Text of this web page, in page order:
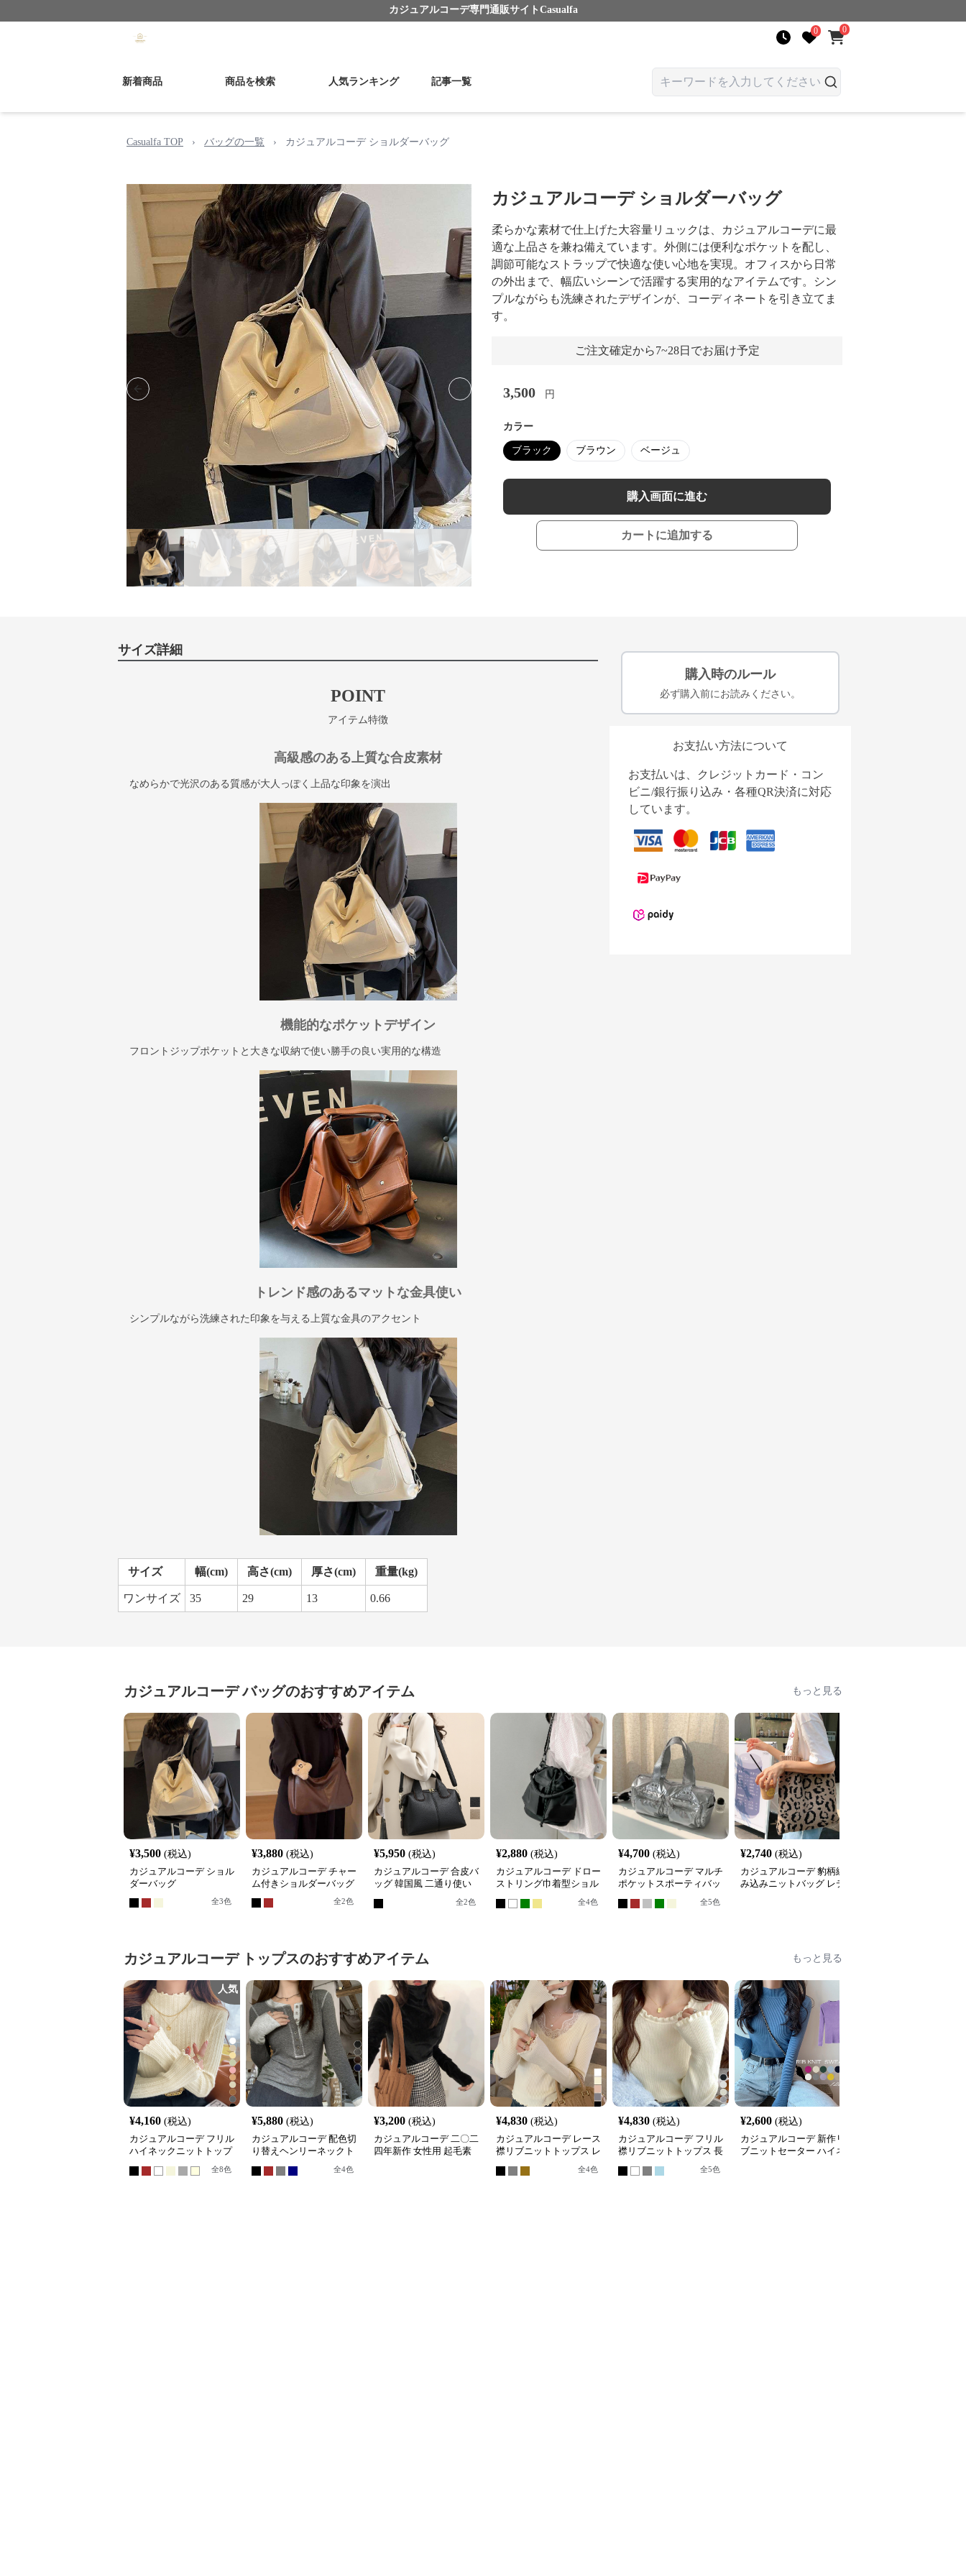
カジュアルコーデ専門通販サイト Casualfa
0 0
新着商品 商品を検索 人気ランキング 記事一覧
Casualfa TOP › バッグの一覧 › カジュアルコーデ ショルダーバッグ
Previous slide Next slide
カジュアルコーデ ショルダーバッグ
柔らかな素材で仕上げた大容量リュックは、カジュアルコーデに最
適な上品さを兼ね備えています。外側には便利なポケットを配し、
調節可能なストラップで快適な使い心地を実現。オフィスから日常
の外出まで、幅広いシーンで活躍する実用的なアイテムです。シン
プルながらも洗練されたデザインが、コーディネートを引き立てま
す。
ご注文確定から7~28日でお届け予定
3,500 円
カラー
ブラック ブラウン ベージュ
購入画面に進む
カートに追加する
サイズ詳細
POINT
アイテム特徴
高級感のある上質な合皮素材
なめらかで光沢のある質感が大人っぽく上品な印象を演出
機能的なポケットデザイン
フロントジップポケットと大きな収納で使い勝手の良い実用的な構造
トレンド感のあるマットな金具使い
シンプルながら洗練された印象を与える上質な金具のアクセント
サイズ 幅(cm) 高さ(cm) 厚さ(cm) 重量(kg)
ワンサイズ 35 29 13 0.66
購入時のルール
必ず購入前にお読みください。
お支払い方法について
お支払いは、クレジットカード・コン
ビニ/銀行振り込み・各種QR決済に対応
しています。
カジュアルコーデ バッグのおすすめアイテム もっと見る
¥3,500 (税込)
カジュアルコーデ ショル
ダーバッグ
全3色
¥3,880 (税込)
カジュアルコーデ チャー
ム付きショルダーバッグ
全2色
¥5,950 (税込)
カジュアルコーデ 合皮バ
ッグ 韓国風 二通り使い
全2色
¥2,880 (税込)
カジュアルコーデ ドロー
ストリング巾着型ショル
全4色
¥4,700 (税込)
カジュアルコーデ マルチ
ポケットスポーティバッ
全5色
¥2,740 (税込)
カジュアルコーデ 豹柄編
み込みニットバッグ レデ
カジュアルコーデ トップスのおすすめアイテム もっと見る
人気
¥4,160 (税込)
カジュアルコーデ フリル
ハイネックニットトップ
全8色
¥5,880 (税込)
カジュアルコーデ 配色切
り替えヘンリーネックト
全4色
¥3,200 (税込)
カジュアルコーデ 二〇二
四年新作 女性用 起毛素
¥4,830 (税込)
カジュアルコーデ レース
襟リブニットトップス レ
全4色
¥4,830 (税込)
カジュアルコーデ フリル
襟リブニットトップス 長
全5色
¥2,600 (税込)
カジュアルコーデ 新作リ
ブニットセーター ハイネ